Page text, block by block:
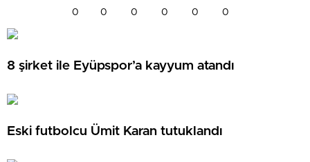
0 0 0 0 0 0
8 şirket ile Eyüpspor’a kayyum atandı
Eski futbolcu Ümit Karan tutuklandı